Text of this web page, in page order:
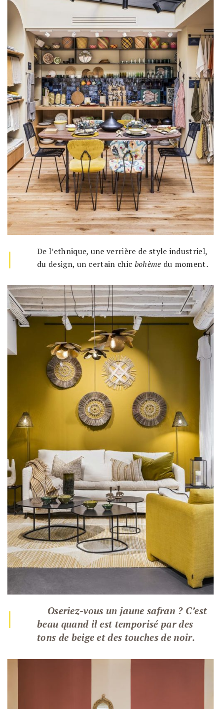
|
De l’ethnique, une verrière de style industriel,
du design, un certain chic bohème du moment.
| Oseriez-vous un jaune safran ?C’est
beau quand il est temporisé par des
tons de beige et des touches de noir.